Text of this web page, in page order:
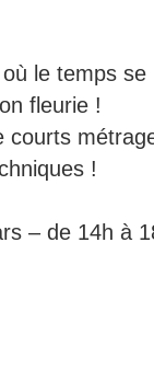
le temps se
fleurie !
courts
!
– de 14h à